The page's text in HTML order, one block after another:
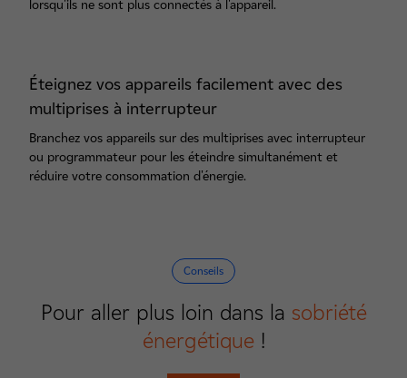
lorsqu'ils ne sont plus connectés à l'appareil.
Éteignez vos appareils facilement avec des
multiprises à interrupteur
Branchez vos appareils sur des multiprises avec interrupteur
ou programmateur pour les éteindre simultanément et
réduire votre consommation d'énergie.
Conseils
Pour aller plus loin dans la sobriété
énergétique !